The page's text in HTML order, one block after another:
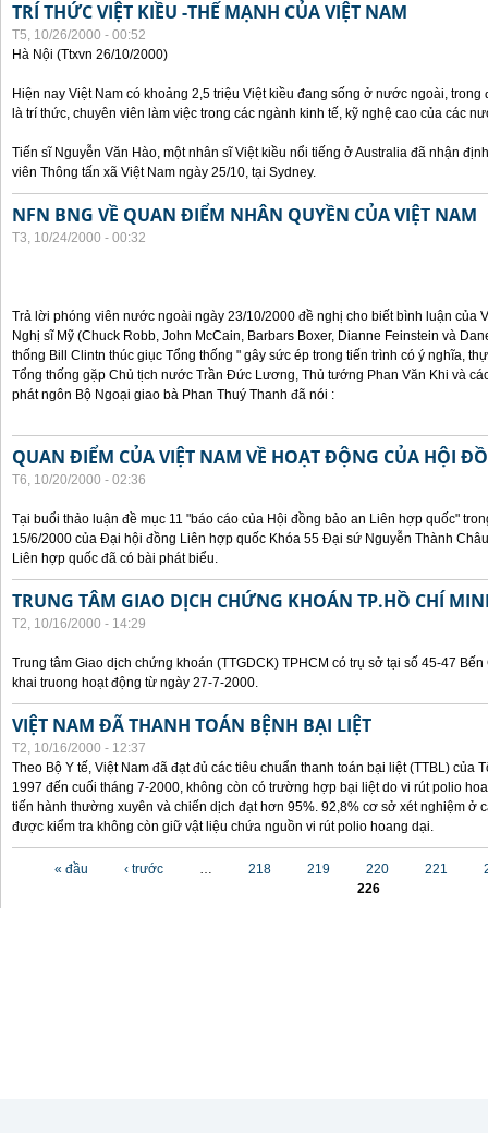
TRÍ THỨC VIỆT KIỀU -THẾ MẠNH CỦA VIỆT NAM
T5, 10/26/2000 - 00:52
Hà Nội (Ttxvn 26/10/2000)
Hiện nay Việt Nam có khoảng 2,5 triệu Việt kiều đang sống ở nước ngoài,
là trí thức, chuyên viên làm việc trong các ngành kinh tế, kỹ nghệ cao của các
Tiến sĩ Nguyễn Văn Hào, một nhân sĩ Việt kiều nổi tiếng ở Australia đã nhận
viên Thông tấn xã Việt Nam ngày 25/10, tại Sydney.
NFN BNG VỀ QUAN ĐIỂM NHÂN QUYỀN CỦA VIỆT NAM
T3, 10/24/2000 - 00:32
Trả lời phóng viên nước ngoài ngày 23/10/2000 đề nghị cho biết bình luận của
Nghị sĩ Mỹ (Chuck Robb, John McCain, Barbars Boxer, Dianne Feinstein và
thống Bill Clintn thúc giục Tổng thống " gây sức ép trong tiến trình có ý nghĩa,
Tổng thống gặp Chủ tịch nước Trần Đức Lương, Thủ tướng Phan Văn Khi và
phát ngôn Bộ Ngoại giao bà Phan Thuý Thanh đã nói :
QUAN ĐIỂM CỦA VIỆT NAM VỀ HOẠT ĐỘNG CỦA HỘI
T6, 10/20/2000 - 02:36
Tại buổi thảo luận đề mục 11 "báo cáo của Hội đồng bảo an Liên hợp quốc"
15/6/2000 của Đại hội đồng Liên hợp quốc Khóa 55 Đại sứ Nguyễn Thành
Liên hợp quốc đã có bài phát biểu.
TRUNG TÂM GIAO DỊCH CHỨNG KHOÁN TP.HỒ CHÍ
T2, 10/16/2000 - 14:29
Trung tâm Giao dịch chứng khoán (TTGDCK) TPHCM có trụ sở tại số 45-47
khai truong hoạt động từ ngày 27-7-2000.
VIỆT NAM ĐÃ THANH TOÁN BỆNH BẠI LIỆT
T2, 10/16/2000 - 12:37
Theo Bộ Y tế, Việt Nam đã đạt đủ các tiêu chuẩn thanh toán bại liệt (TTBL) của
1997 đến cuối tháng 7-2000, không còn có trường hợp bại liệt do vi rút polio
tiến hành thường xuyên và chiến dịch đạt hơn 95%. 92,8% cơ sở xét nghiệm ở
được kiểm tra không còn giữ vật liệu chứa nguồn vi rút polio hoang dại.
« đầu ‹ trước … 218 219 220 221
226